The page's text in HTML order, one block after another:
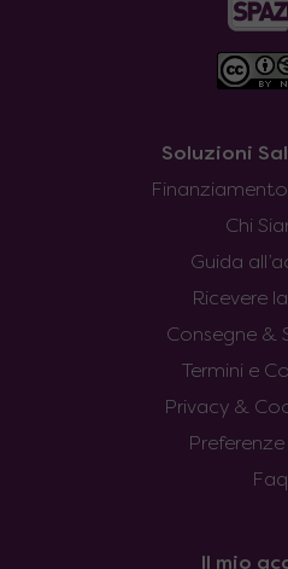
Soluzioni
Chi
Guida
Ricevere
Consegne &
Termini e
Privacy &
Faq
Il mio